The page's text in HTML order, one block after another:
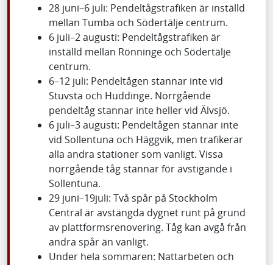
28 juni–6 juli: Pendeltågstrafiken är inställd
mellan Tumba och Södertälje centrum.
6 juli–2 augusti: Pendeltågstrafiken är
inställd mellan Rönninge och Södertälje
centrum.
6–12 juli: Pendeltågen stannar inte vid
Stuvsta och Huddinge. Norrgående
pendeltåg stannar inte heller vid Älvsjö.
6 juli–3 augusti: Pendeltågen stannar inte
vid Sollentuna och Häggvik, men trafikerar
alla andra stationer som vanligt. Vissa
norrgående tåg stannar för avstigande i
Sollentuna.
29 juni–19juli: Två spår på Stockholm
Central är avstängda dygnet runt på grund
av plattformsrenovering. Tåg kan avgå från
andra spår än vanligt.
Under hela sommaren: Nattarbeten och